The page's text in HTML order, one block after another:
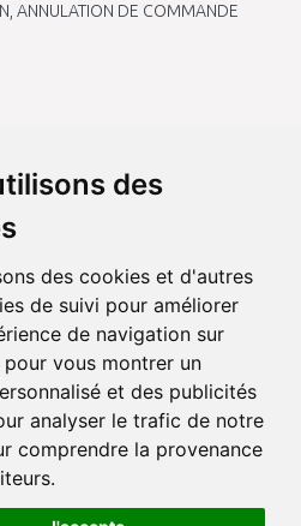
des
des cookies et d'autres
de suivi pour améliorer
de navigation sur
vous montrer un
et des publicités
analyser le trafic de notre
comprendre la provenance
ANNULATION DE COMMANDE
DE COOKIES